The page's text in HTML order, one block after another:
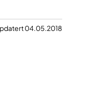
04.05.2018